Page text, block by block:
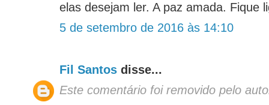
elas desejam ler. A paz amada. Fique
5 de setembro de 2016 às 14:10
Fil Santos disse...
Este comentário foi removido pelo